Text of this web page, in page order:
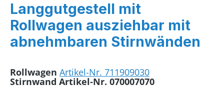
Langgutgestell mit
Rollwagen ausziehbar mit
abnehmbaren Stirnwänden
Rollwagen Artikel-Nr. 711909030
Stirnwand Artikel-Nr. 070007070